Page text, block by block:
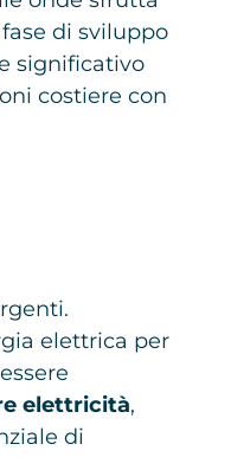
di sviluppo
significativo
costiere con
elettrica per
elettricità,
di